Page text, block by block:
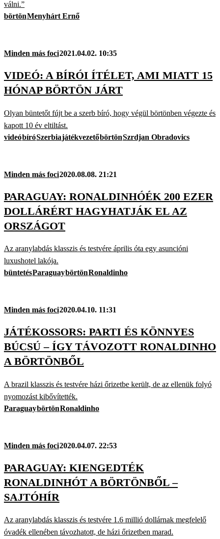
válni.”
börtönMenyhárt Ernő
Minden más foci2021.04.02. 10:35
VIDEÓ: A BÍRÓI ÍTÉLET, AMI MIATT 15
HÓNAP BÖRTÖN JÁRT
Olyan büntetőt fújt be a szerb bíró, hogy végül börtönben végezte és
kapott 10 év eltiltást.
videóbíróSzerbiajátékvezetőbörtönSzrdjan Obradovics
Minden más foci2020.08.08. 21:21
PARAGUAY: RONALDINHÓÉK 200 EZER
DOLLÁRÉRT HAGYHATJÁK EL AZ
ORSZÁGOT
Az aranylabdás klasszis és testvére április óta egy asuncióni
luxushotel lakója.
büntetésParaguaybörtönRonaldinho
Minden más foci2020.04.10. 11:31
JÁTÉKOSSORS: PARTI ÉS KÖNNYES
BÚCSÚ – ÍGY TÁVOZOTT RONALDINHO
A BÖRTÖNBŐL
A brazil klasszis és testvére házi őrizetbe került, de az ellenük folyó
nyomozást kibővítették.
ParaguaybörtönRonaldinho
Minden más foci2020.04.07. 22:53
PARAGUAY: KIENGEDTÉK
RONALDINHÓT A BÖRTÖNBŐL –
SAJTÓHÍR
Az aranylabdás klasszis és testvére 1.6 millió dollárnak megfelelő
óvadék ellenében távozhatott, de házi őrizetben marad.